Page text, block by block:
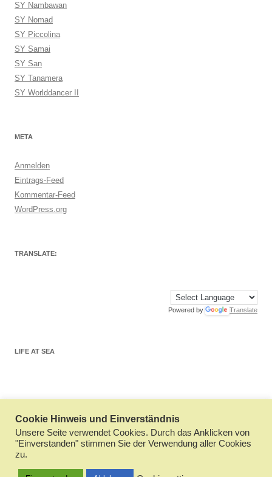
SY Nambawan
SY Nomad
SY Piccolina
SY Samai
SY San
SY Tanamera
SY Worlddancer II
META
Anmelden
Eintrags-Feed
Kommentar-Feed
WordPress.org
TRANSLATE:
Powered by Translate
LIFE AT SEA
Datenschutzerklärung Stolz präsentiert von WordPress
Cookie Hinweis und Einverständnis
Unsere Seite verwendet Cookies. Durch das Anklicken von
"Einverstanden" stimmen Sie der Verwendung aller Cookies
zu.